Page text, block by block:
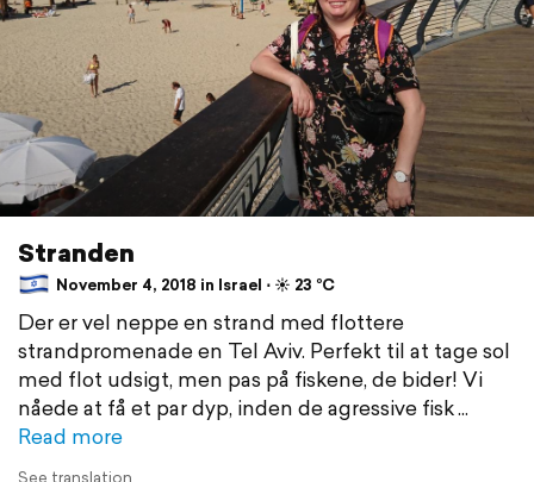
Stranden
November 4, 2018 in Israel ⋅ ☀️ 23 °C
Der er vel neppe en strand med flottere
strandpromenade en Tel Aviv. Perfekt til at tage sol
med flot udsigt, men pas på fiskene, de bider! Vi
nåede at få et par dyp, inden de agressive fisk
Read more